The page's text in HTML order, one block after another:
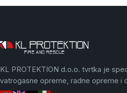
KL PROTEKTION d.o.o. tvrtka je
vatrogasne opreme, radne opreme i